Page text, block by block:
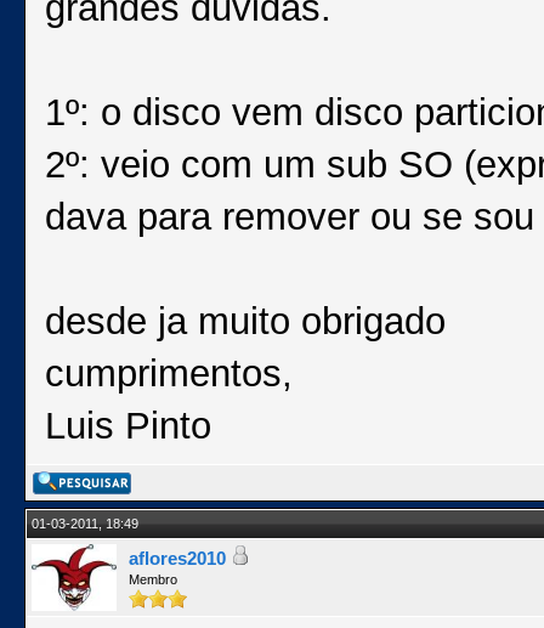
1º: o disco vem disco
2º: veio com um sub SO
dava para remover ou se
desde ja muito obrigado
cumprimentos,
Luis Pinto
01-03-2011, 18:49
aflores2010
Membro